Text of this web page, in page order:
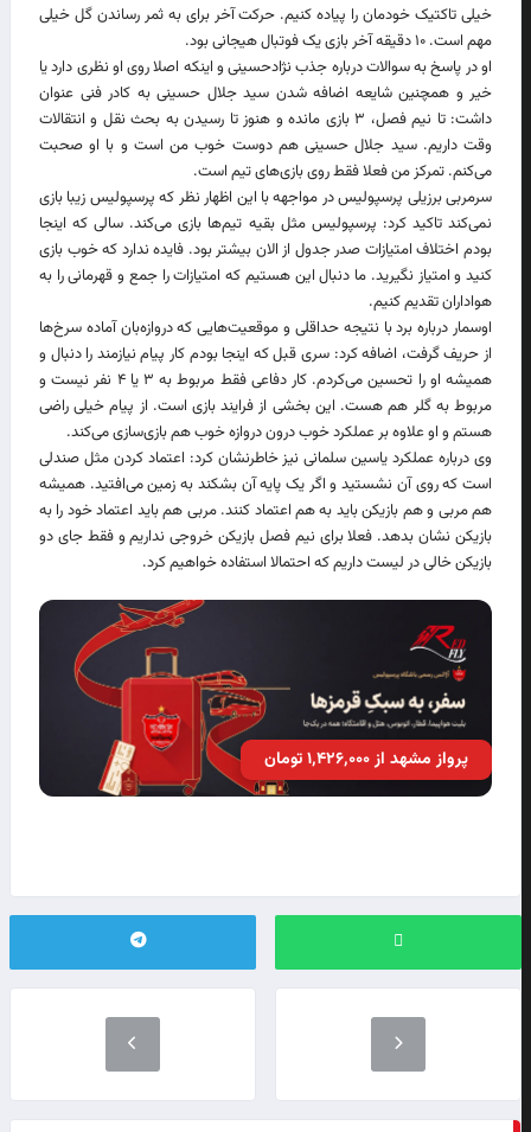
خیلی تاکتیک خودمان را پیاده کنیم. حرکت آخر برای به ثمر رساندن گل خیلی
مهم است. ۱۰ دقیقه آخر بازی یک فوتبال هیجانی بود.
او در پاسخ به سوالات درباره جذب نژادحسینی و اینکه اصلا روی او نظری دارد یا
خیر و همچنین شایعه اضافه شدن سید جلال حسینی به کادر فنی عنوان
داشت: تا نیم فصل، ۳ بازی مانده و هنوز تا رسیدن به بحث نقل و انتقالات
وقت داریم. سید جلال حسینی هم دوست خوب من است و با او صحبت
می‌کنم. تمرکز من فعلا فقط روی بازی‌های تیم است.
سرمربی برزیلی پرسپولیس در مواجهه با این اظهار نظر که پرسپولیس زیبا بازی
نمی‌کند تاکید کرد: پرسپولیس مثل بقیه تیم‌ها بازی می‌کند. سالی که اینجا
بودم اختلاف امتیازات صدر جدول از الان بیشتر بود. فایده ندارد که خوب بازی
کنید و امتیاز نگیرید. ما دنبال این هستیم که امتیازات را جمع و قهرمانی را به
هواداران تقدیم کنیم.
اوسمار درباره برد با نتیجه حداقلی و موقعیت‌هایی که دروازه‌بان آماده سرخ‌ها
از حریف گرفت، اضافه کرد: سری قبل که اینجا بودم کار پیام نیازمند را دنبال و
همیشه او را تحسین می‌کردم. کار دفاعی فقط مربوط به ۳ یا ۴ نفر نیست و
مربوط به گلر هم هست. این بخشی از فرایند بازی است. از پیام خیلی راضی
هستم و او علاوه بر عملکرد خوب درون دروازه خوب هم بازی‌سازی می‌کند.
وی درباره عملکرد یاسین سلمانی نیز خاطرنشان کرد: اعتماد کردن مثل صندلی
است که روی آن نشستید و اگر یک پایه آن بشکند به زمین می‌افتید. همیشه
هم مربی و هم بازیکن باید به هم اعتماد کنند. مربی هم باید اعتماد خود را به
بازیکن نشان بدهد. فعلا برای نیم فصل بازیکن خروجی نداریم و فقط جای دو
بازیکن خالی در لیست داریم که احتمالا استفاده خواهیم کرد.
پرواز مشهد از ۱٬۴۲۶٬۰۰۰ تومان